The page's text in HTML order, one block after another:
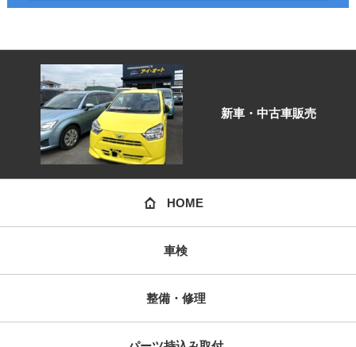
新車・中古車販売
HOME
車検
整備・修理